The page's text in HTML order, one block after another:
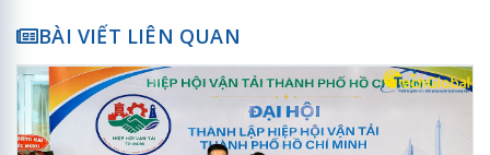
BÀI VIẾT LIÊN QUAN